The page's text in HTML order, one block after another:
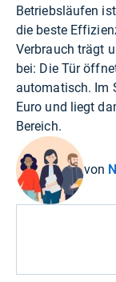
Betriebsläufen
die beste
Verbrauch trägt
bei: Die Tür
automatisch. Im
Euro und liegt
Bereich.
von